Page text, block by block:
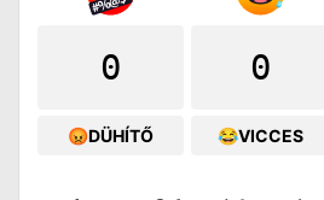
0
😡DÜHÍTŐ
0
😂VICCES